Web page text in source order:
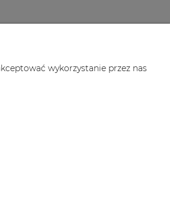
wykorzystanie przez nas